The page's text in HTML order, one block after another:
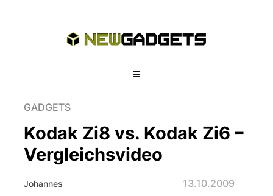
GADGETS
Kodak Zi8 vs. Kodak Zi6 –
Vergleichsvideo
Johannes 13.10.2009